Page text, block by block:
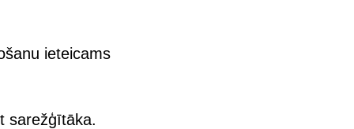
ieteicams
sarežģītāka.